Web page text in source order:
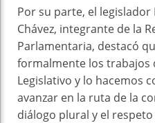
Por su parte, el
Chávez, integrante de la
Parlamentaria, destacó
formalmente los trabajos
Legislativo y lo hacemos
avanzar en la ruta de la
diálogo plural y el respeto